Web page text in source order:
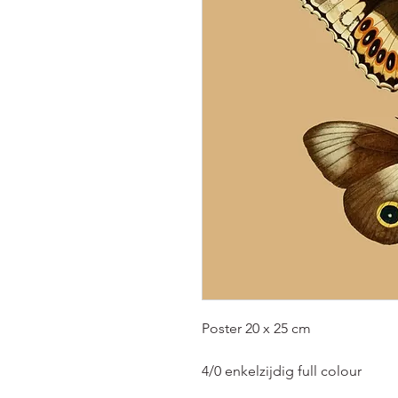
Poster 20 x 25 cm
4/0 enkelzijdig full colour